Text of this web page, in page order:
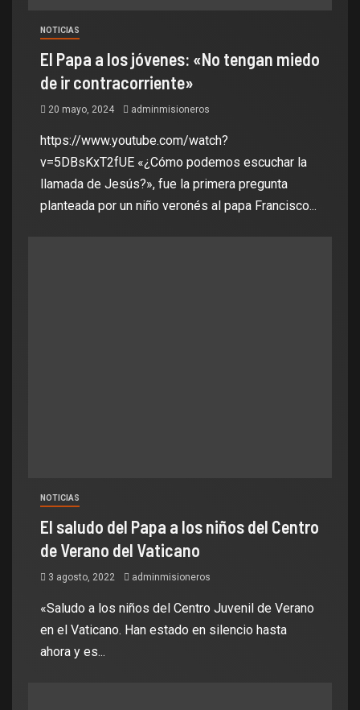
NOTICIAS
El Papa a los jóvenes: «No tengan miedo
de ir contracorriente»
20 mayo, 2024 adminmisioneros
https://www.youtube.com/watch?
v=5DBsKxT2fUE «¿Cómo podemos escuchar la
llamada de Jesús?», fue la primera pregunta
planteada por un niño veronés al papa Francisco...
NOTICIAS
El saludo del Papa a los niños del Centro
de Verano del Vaticano
3 agosto, 2022 adminmisioneros
«Saludo a los niños del Centro Juvenil de Verano
en el Vaticano. Han estado en silencio hasta
ahora y es...